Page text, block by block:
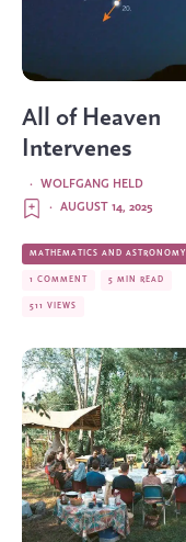
All of Heaven
Intervenes
WOLFGANG HELD
·
AUGUST 14, 2025
·
MATHEMATICS AND ASTRONOMY
1 COMMENT 5 MIN READ
511 VIEWS